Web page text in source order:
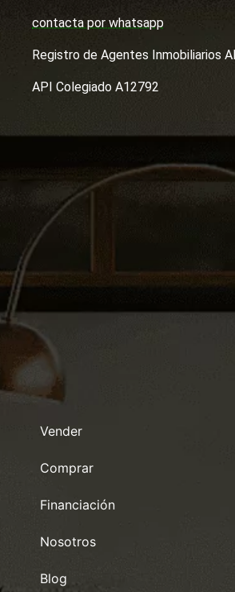
contacta por whatsapp
Registro de Agentes Inmobiliarios
API Colegiado A12792
Vender
Comprar
Financiación
Nosotros
Blog